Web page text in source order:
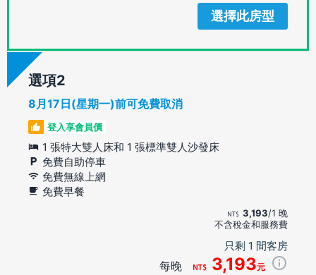
選擇此房型
選項
8月17日(星期一)前可免費取消
登入享會員價
1 張特大雙人床和 1 張標準雙人沙發床
免費自助停車
免費無線上網
免費早餐
3,193/1 晚
不含稅金和服務費
只剩 1 間客房
每晚 3,193元